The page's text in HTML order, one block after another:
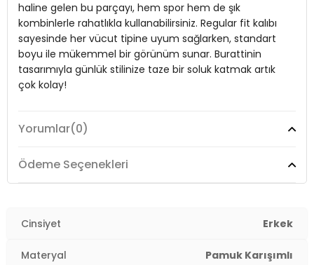
Kumaş Tipi: Belirtilmemiş
Boy:Standart
Kalıp Bilgisi:Regular Fit
Manken Bedeni:
Yaş Grubu:Yetişkin
3DY15904030.03
haline gelen bu parçayı, hem spor hem de şık
kombinlerle rahatlıkla kullanabilirsiniz. Regular fit kalıbı
sayesinde her vücut tipine uyum sağlarken, standart
boyu ile mükemmel bir görünüm sunar. Burattinin
tasarımıyla günlük stilinize taze bir soluk katmak artık
çok kolay!
Model:T Shirt
Giyim Tarzı:Günlük/Casual
Yaka Tipi:
Kol Tipi:Kısa Kol
Yorumlar(0)
Ödeme Seçenekleri
Cinsiyet Erkek
Materyal Pamuk Karışımlı